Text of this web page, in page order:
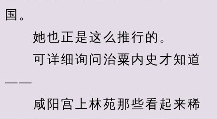
国。
她也正是这么推行的。
可详细询问治粟内史才知道
——
咸阳宫上林苑那些看起来稀